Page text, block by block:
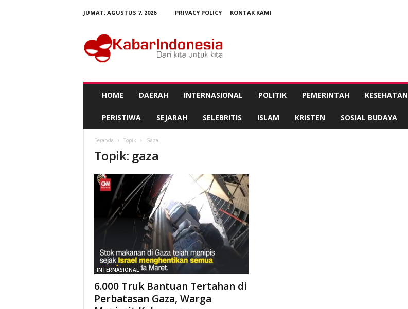
JUMAT, AGUSTUS 7, 2026 PRIVACY POLICY
KONTAK KAMI
b
HOME DAERAH INTERNASIONAL POLITIK PEMERINTAH KESEHATAN
PERISTIWA SEJARAH SELEBRITIS ISLAM KRISTEN SOSIAL BUDAYA
Beranda Topik Gaza
Topik: gaza
INTERNASIONAL
6.000 Truk Bantuan Tertahan di
Perbatasan Gaza, Warga